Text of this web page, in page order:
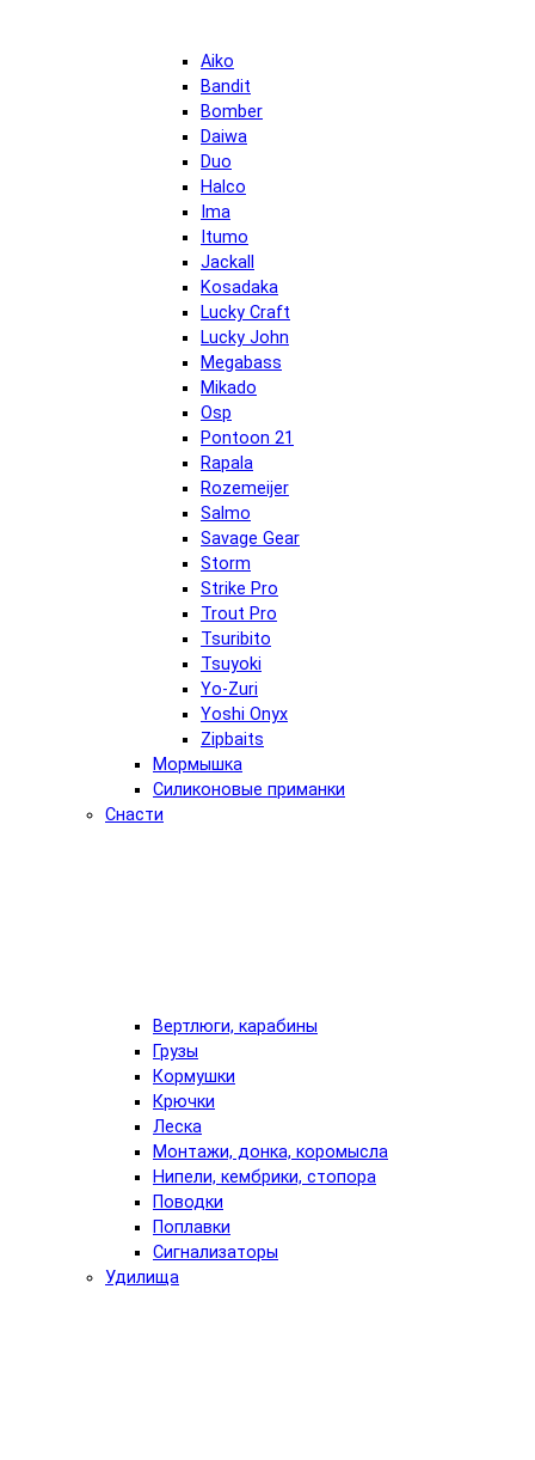
Aiko
Bandit
Bomber
Daiwa
Duo
Halco
Ima
Itumo
Jackall
Kosadaka
Lucky Craft
Lucky John
Megabass
Mikado
Osp
Pontoon 21
Rapala
Rozemeijer
Salmo
Savage Gear
Storm
Strike Pro
Trout Pro
Tsuribito
Tsuyoki
Yo-Zuri
Yoshi Onyx
Zipbaits
Мормышка
Силиконовые приманки
Снасти
Вертлюги, карабины
Грузы
Кормушки
Крючки
Леска
Монтажи, донка, коромысла
Нипели, кембрики, стопора
Поводки
Поплавки
Сигнализаторы
Удилища